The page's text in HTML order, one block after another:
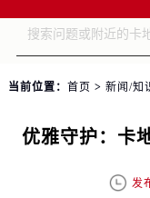
当前位置： 首页 > 新闻/知
优雅守护：卡
发